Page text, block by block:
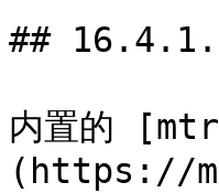
## 16.4.1.
内置的
(https://